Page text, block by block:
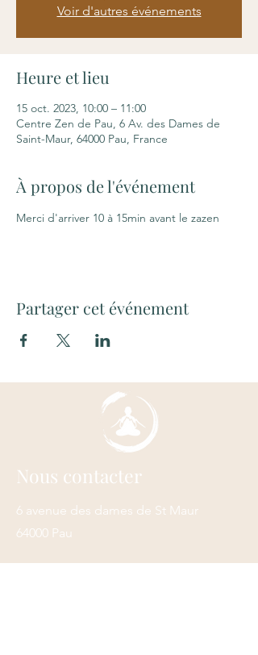
Voir d'autres événements
Heure et lieu
15 oct. 2023, 10:00 – 11:00
Centre Zen de Pau, 6 Av. des Dames de
Saint-Maur, 64000 Pau, France
À propos de l'événement
Merci d'arriver 10 à 15min avant le zazen
Partager cet événement
Nous contacter
6 avenue des dames de St Maur
64000 Pau